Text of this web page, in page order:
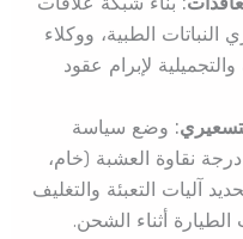
الطبية، ووكلاء
لإبرام عقود
وضع سياسة
نقاوة العشبة (خام،
آليات التعبئة والتغليف
أثناء الشحن.